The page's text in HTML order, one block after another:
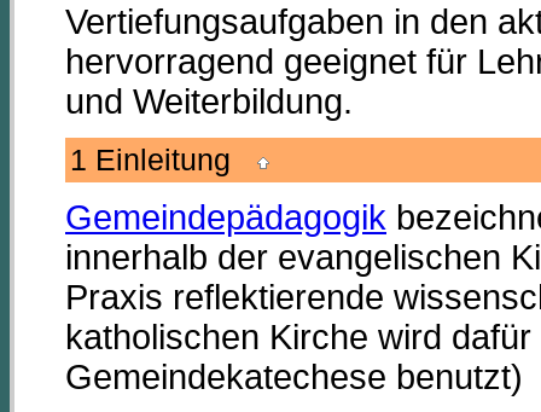
Vertiefungsaufgaben in den
hervorragend geeignet für
und Weiterbildung.
1 Einleitung
Gemeindepädagogik
innerhalb der evangelischen
Praxis reflektierende
katholischen Kirche wird
Gemeindekatechese benutzt)